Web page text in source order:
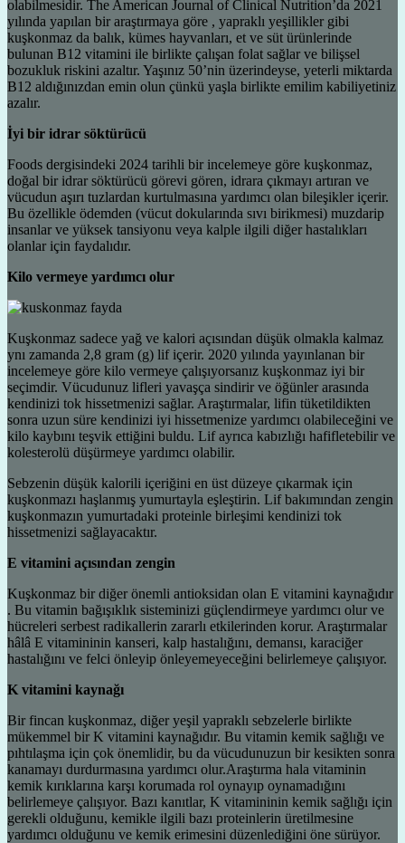
olabilmesidir. The American Journal of Clinical Nutrition’da 2021
yılında yapılan bir araştırmaya göre , yapraklı yeşillikler gibi
kuşkonmaz da balık, kümes hayvanları, et ve süt ürünlerinde
bulunan B12 vitamini ile birlikte çalışan folat sağlar ve bilişsel
bozukluk riskini azaltır. Yaşınız 50’nin üzerindeyse, yeterli miktarda
B12 aldığınızdan emin olun çünkü yaşla birlikte emilim kabiliyetiniz
azalır.
İyi bir idrar söktürücü
Foods dergisindeki 2024 tarihli bir incelemeye göre kuşkonmaz,
doğal bir idrar söktürücü görevi gören, idrara çıkmayı artıran ve
vücudun aşırı tuzlardan kurtulmasına yardımcı olan bileşikler içerir.
Bu özellikle ödemden (vücut dokularında sıvı birikmesi) muzdarip
insanlar ve yüksek tansiyonu veya kalple ilgili diğer hastalıkları
olanlar için faydalıdır.
Kilo vermeye yardımcı olur
Kuşkonmaz sadece yağ ve kalori açısından düşük olmakla kalmaz
ynı zamanda 2,8 gram (g) lif içerir. 2020 yılında yayınlanan bir
incelemeye göre kilo vermeye çalışıyorsanız kuşkonmaz iyi bir
seçimdir. Vücudunuz lifleri yavaşça sindirir ve öğünler arasında
kendinizi tok hissetmenizi sağlar. Araştırmalar, lifin tüketildikten
sonra uzun süre kendinizi iyi hissetmenize yardımcı olabileceğini ve
kilo kaybını teşvik ettiğini buldu. Lif ayrıca kabızlığı hafifletebilir ve
kolesterolü düşürmeye yardımcı olabilir.
Sebzenin düşük kalorili içeriğini en üst düzeye çıkarmak için
kuşkonmazı haşlanmış yumurtayla eşleştirin. Lif bakımından zengin
kuşkonmazın yumurtadaki proteinle birleşimi kendinizi tok
hissetmenizi sağlayacaktır.
E vitamini açısından zengin
Kuşkonmaz bir diğer önemli antioksidan olan E vitamini kaynağıdır
. Bu vitamin bağışıklık sisteminizi güçlendirmeye yardımcı olur ve
hücreleri serbest radikallerin zararlı etkilerinden korur. Araştırmalar
hâlâ E vitamininin kanseri, kalp hastalığını, demansı, karaciğer
hastalığını ve felci önleyip önleyemeyeceğini belirlemeye çalışıyor.
K vitamini kaynağı
Bir fincan kuşkonmaz, diğer yeşil yapraklı sebzelerle birlikte
mükemmel bir K vitamini kaynağıdır. Bu vitamin kemik sağlığı ve
pıhtılaşma için çok önemlidir, bu da vücudunuzun bir kesikten sonra
kanamayı durdurmasına yardımcı olur.Araştırma hala vitaminin
kemik kırıklarına karşı korumada rol oynayıp oynamadığını
belirlemeye çalışıyor. Bazı kanıtlar, K vitamininin kemik sağlığı için
gerekli olduğunu, kemikle ilgili bazı proteinlerin üretilmesine
yardımcı olduğunu ve kemik erimesini düzenlediğini öne sürüyor.